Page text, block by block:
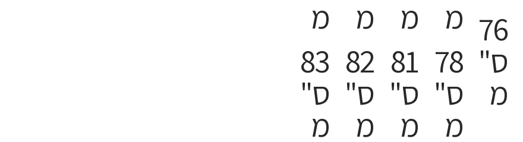
מ
83
ס"
מ
מ
82
ס"
מ
מ
81
ס"
מ
מ
78
ס"
מ
76
ס"
מ